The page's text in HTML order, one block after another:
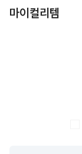
마이컬리템